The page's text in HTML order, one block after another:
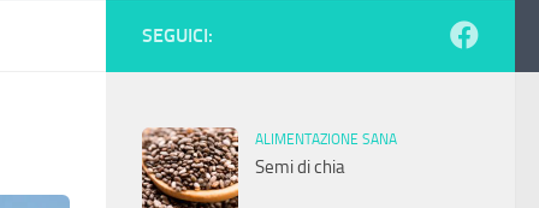
SEGUICI:
ALIMENTAZIONE SANA
Semi di chia